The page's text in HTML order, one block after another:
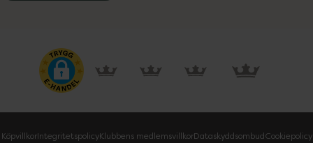
KöpvillkorIntegritetspolicyKlubbens medlemsvillkorDataskyddsombudCookiepolicy